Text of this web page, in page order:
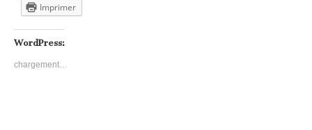
Imprimer
WordPress:
chargement…